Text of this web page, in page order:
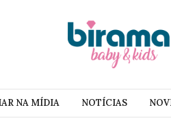
NA MÍDIA NOTÍCIAS